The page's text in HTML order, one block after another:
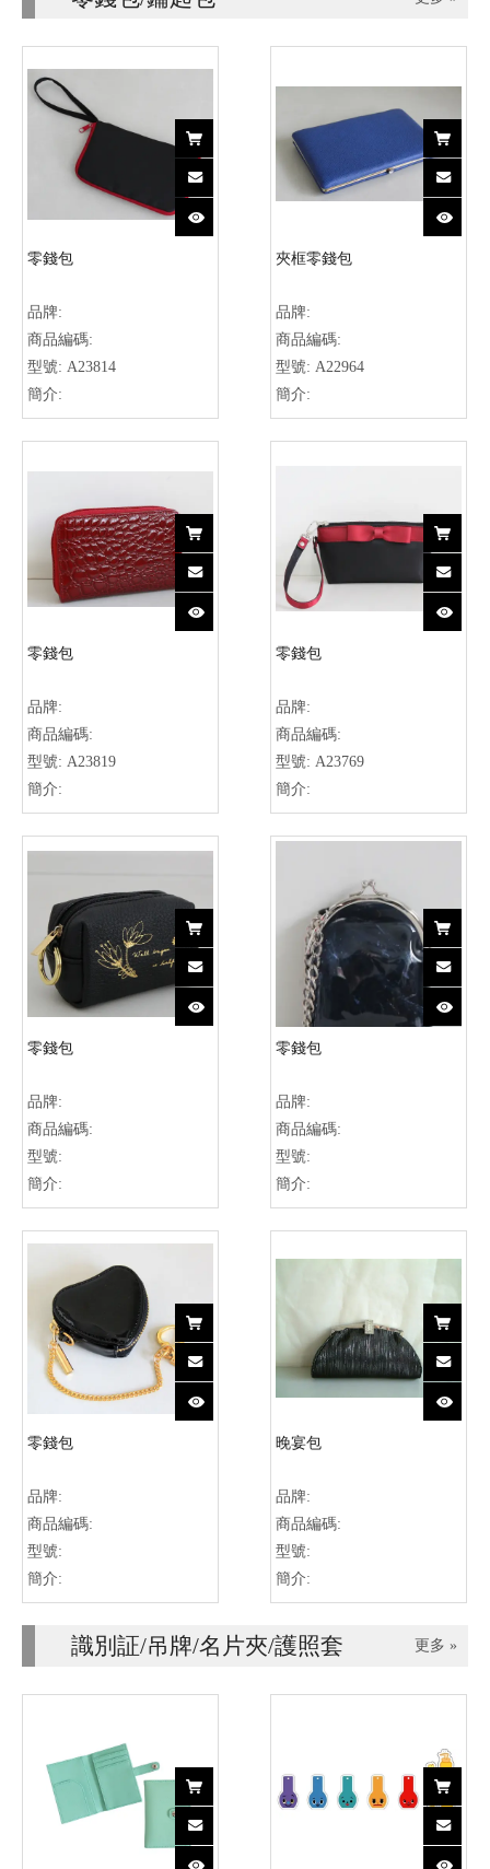
零錢包
品牌:
商品編碼:
型號: A23814
簡介:
夾框零錢包
品牌:
商品編碼:
型號: A22964
簡介:
零錢包
品牌:
商品編碼:
型號: A23819
簡介:
零錢包
品牌:
商品編碼:
型號: A23769
簡介:
零錢包
品牌:
商品編碼:
型號:
簡介:
零錢包
品牌:
商品編碼:
型號:
簡介:
零錢包
品牌:
商品編碼:
型號:
簡介:
晚宴包
品牌:
商品編碼:
型號:
簡介:
識別証/吊牌/名片夾/護照套 更多 »